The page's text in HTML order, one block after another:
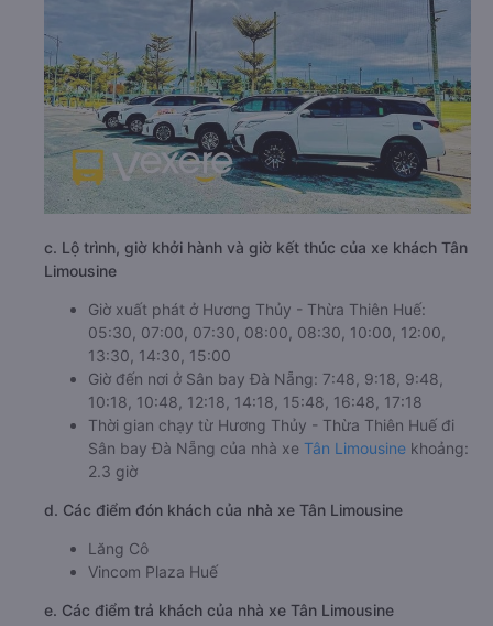
c. Lộ trình, giờ khởi hành và giờ kết thúc của xe khách Tân
Limousine
Giờ xuất phát ở Hương Thủy - Thừa Thiên Huế:
05:30, 07:00, 07:30, 08:00, 08:30, 10:00, 12:00,
13:30, 14:30, 15:00
Giờ đến nơi ở Sân bay Đà Nẵng: 7:48, 9:18, 9:48,
10:18, 10:48, 12:18, 14:18, 15:48, 16:48, 17:18
Thời gian chạy từ Hương Thủy - Thừa Thiên Huế đi
Sân bay Đà Nẵng của nhà xe Tân Limousine khoảng:
2.3 giờ
d. Các điểm đón khách của nhà xe Tân Limousine
Lăng Cô
Vincom Plaza Huế
e. Các điểm trả khách của nhà xe Tân Limousine